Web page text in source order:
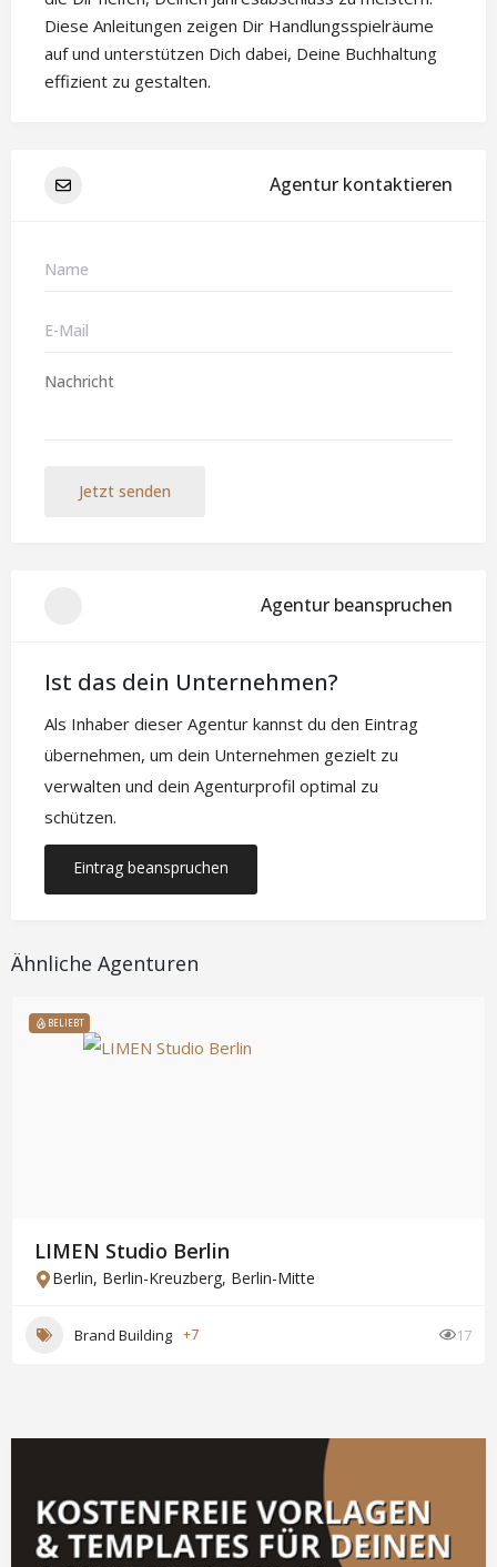
Diese Anleitungen zeigen Dir Handlungsspielräume
auf und unterstützen Dich dabei, Deine Buchhaltung
effizient zu gestalten.
Agentur kontaktieren
Jetzt senden
Agentur beanspruchen
Ist das dein Unternehmen?
Als Inhaber dieser Agentur kannst du den Eintrag
übernehmen, um dein Unternehmen gezielt zu
verwalten und dein Agenturprofil optimal zu
schützen.
Eintrag beanspruchen
Ähnliche Agenturen
BELIEBT
LIMEN Studio Berlin
Berlin, Berlin-Kreuzberg, Berlin-Mitte
Brand Building +7 17